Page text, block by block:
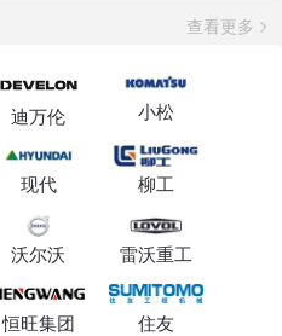
查看更多
迪万伦 小松
现代 柳工
沃尔沃 雷沃重工
恒旺集团 住友